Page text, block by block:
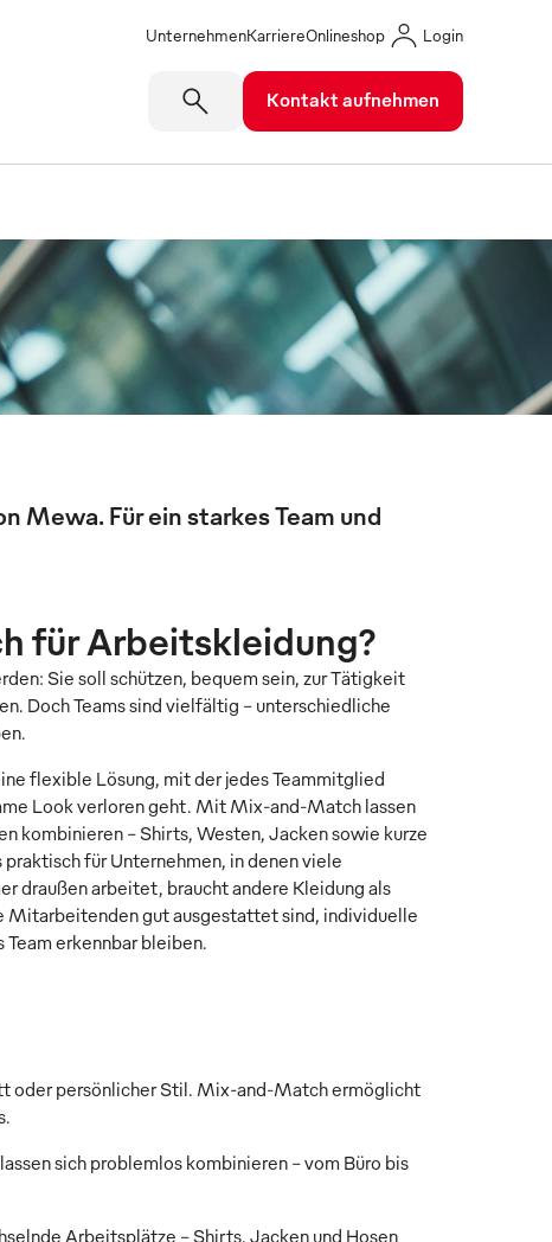
UnternehmenKarriereOnlineshop Login
Kontakt aufnehmen
Mewa. Für ein starkes Team und
für Arbeitskleidung?
Sie soll schützen, bequem sein, zur Tätigkeit
Doch Teams sind vielfältig – unterschiedliche
flexible Lösung, mit der jedes Teammitglied
Look verloren geht. Mit Mix-and-Match lassen
kombinieren – Shirts, Westen, Jacken sowie kurze
für Unternehmen, in denen viele
draußen arbeitet, braucht andere Kleidung als
Mitarbeitenden gut ausgestattet sind, individuelle
erkennbar bleiben.
oder persönlicher Stil. Mix-and-Match ermöglicht
sich problemlos kombinieren – vom Büro bis
Arbeitsplätze – Shirts, Jacken und Hosen